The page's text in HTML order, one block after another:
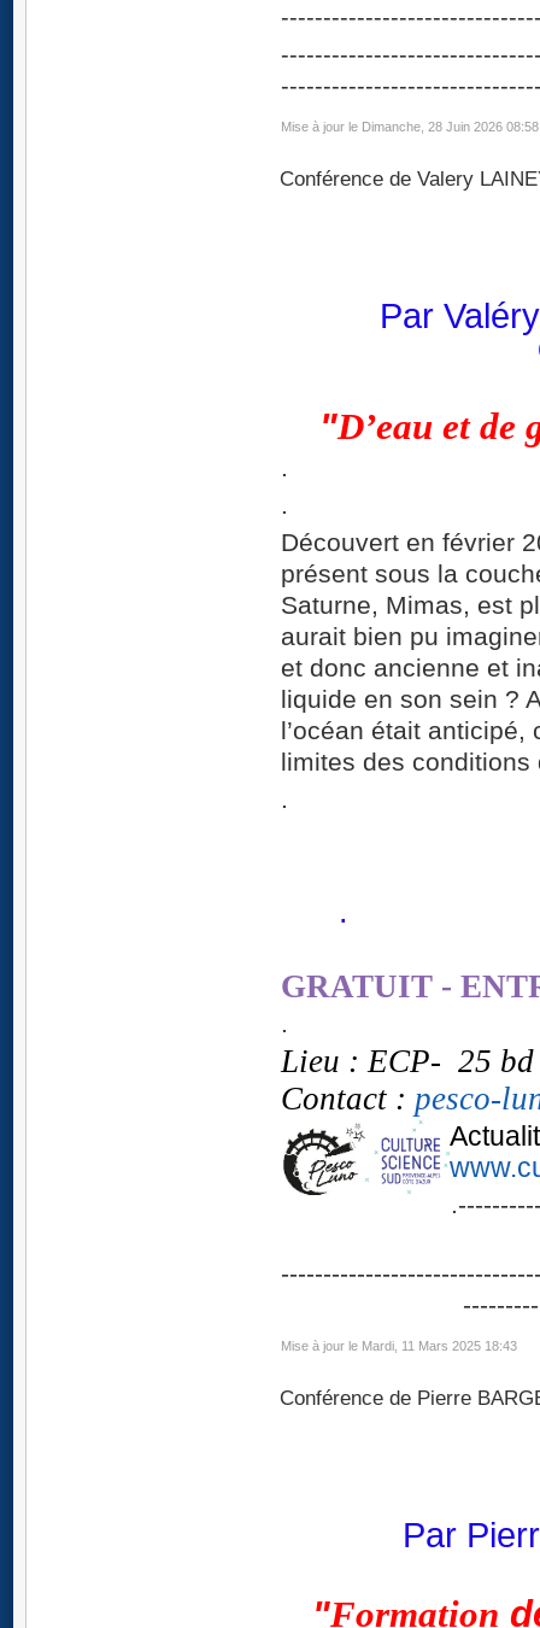
Mise à jour le Dimanche, 28 Juin 2026 08:58
Conférence de Valery
Par
"D’eau et de
.
.
Découvert en février
présent sous la
Saturne, Mimas, est
aurait bien pu
et donc ancienne et
liquide en son sein ?
l’océan était
limites des conditions
.
. Espace
GRATUIT -
.
Lieu : ECP- 25
Contact : pesco-
Mise à jour le Mardi, 11 Mars 2025 18:43
Conférence de Pierre
Par
"Formation